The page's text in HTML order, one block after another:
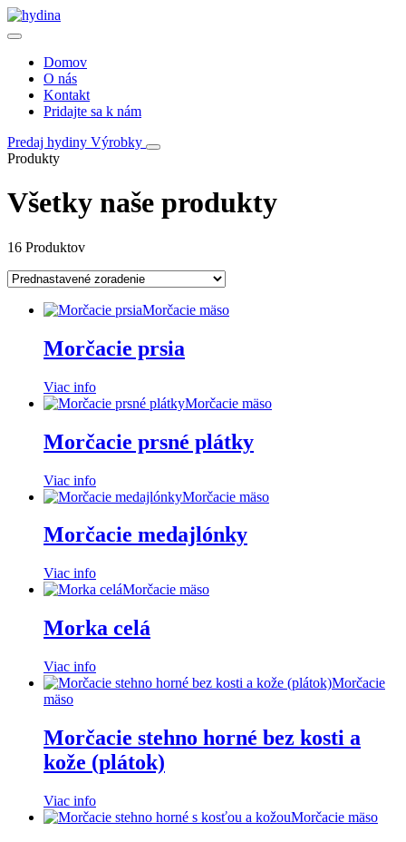
Domov
O nás
Kontakt
Pridajte sa k nám
Predaj hydiny Výrobky
Produkty
Všetky naše produkty
16 Produktov
Morčacie mäso
Morčacie prsia
Viac info
Morčacie mäso
Morčacie prsné plátky
Viac info
Morčacie mäso
Morčacie medajlónky
Viac info
Morčacie mäso
Morka celá
Viac info
Morčacie
mäso
Morčacie stehno horné bez kosti a
kože (plátok)
Viac info
Morčacie mäso